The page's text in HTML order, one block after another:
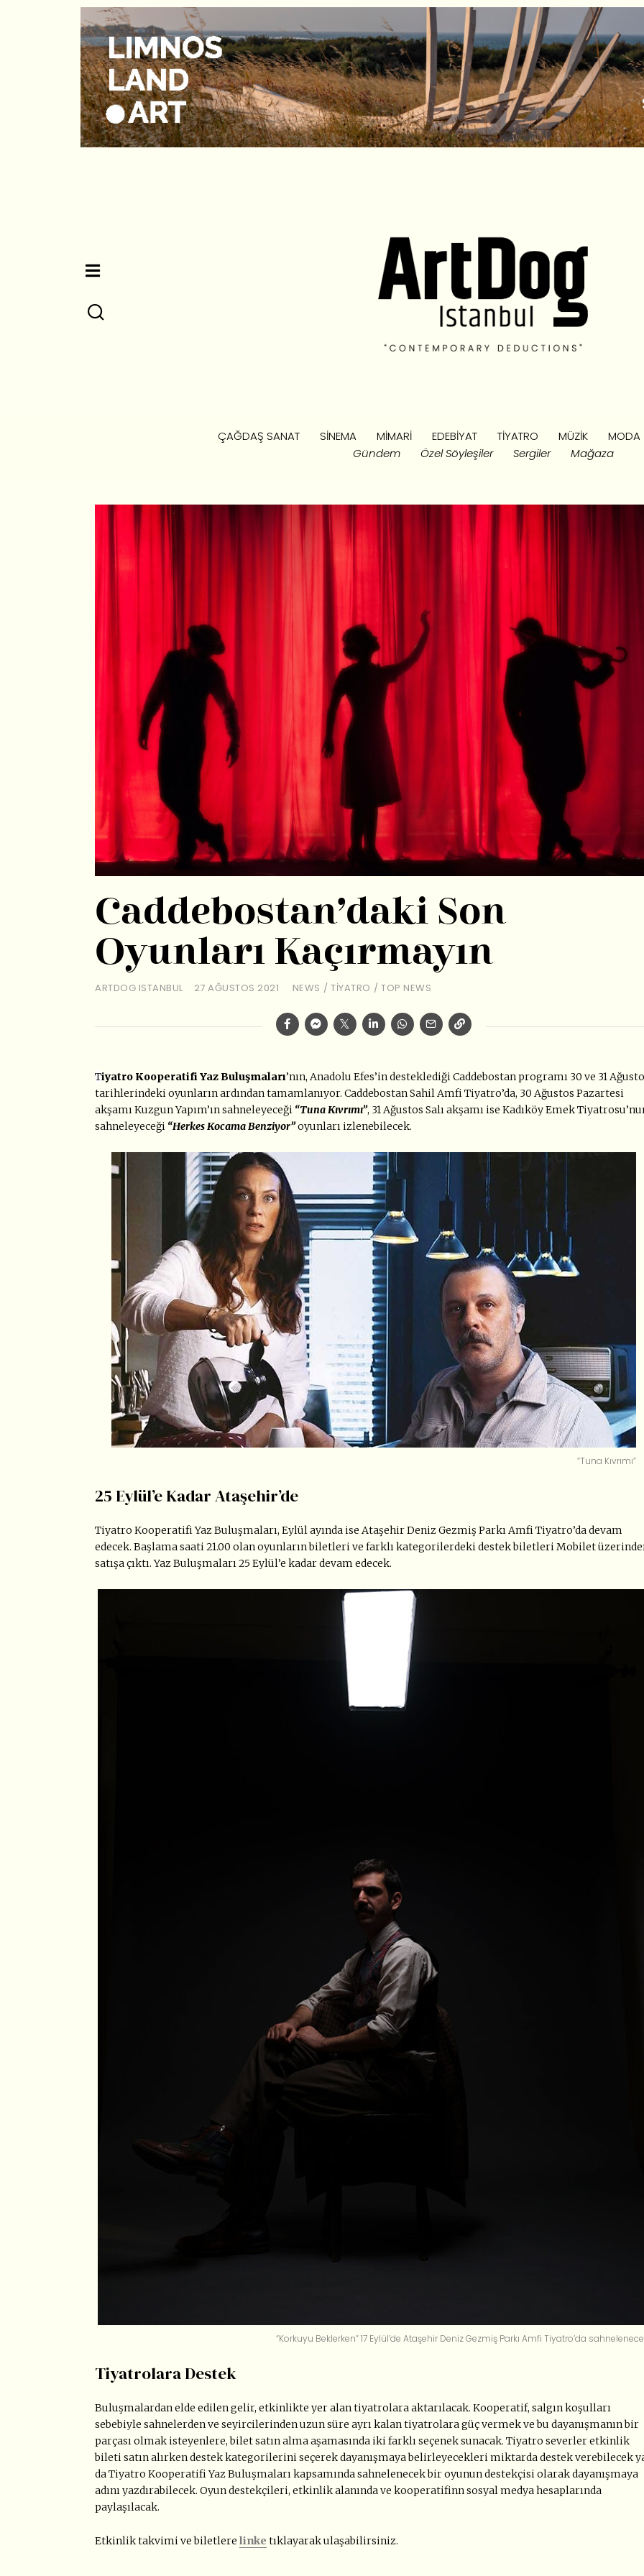
ÇAĞDAŞ SANAT SINEMA MIMARI EDEBIYAT TIYATRO MÜZIK
MODA
Gündem
Özel Söyleşiler Sergiler Mağaza
Caddebostan’daki Son
Oyunları Kaçırmayın
ARTDOG ISTANBUL 27 AĞUSTOS 2021 NEWS / TIYATRO / TOP NEWS
Tiyatro Kooperatifi Yaz Buluşmaları’nın, Anadolu Efes’in desteklediği Caddebostan programı 30 ve 31
tarihlerindeki oyunların ardından tamamlanıyor. Caddebostan Sahil Amfi Tiyatro’da, 30 Ağustos Pazartesi
akşamı Kuzgun Yapım’ın sahneleyeceği “Tuna Kıvrımı”, 31 Ağustos Salı akşamı ise Kadıköy Emek
sahneleyeceği “Herkes Kocama Benziyor”oyunları izlenebilecek.
“Tuna Kıvrımı”
25 Eylül’e Kadar Ataşehir’de
Tiyatro Kooperatifi Yaz Buluşmaları, Eylül ayında ise Ataşehir Deniz Gezmiş Parkı Amfi Tiyatro’da devam
edecek. Başlama saati 21.00 olan oyunların biletleri ve farklı kategorilerdeki destek biletleri Mobilet
satışa çıktı. Yaz Buluşmaları 25 Eylül’e kadar devam edecek.
“Korkuyu Beklerken” 17 Eylül’de Ataşehir Deniz Gezmiş Parkı Amfi Tiyatro’da
Tiyatrolara Destek
Buluşmalardan elde edilen gelir, etkinlikte yer alan tiyatrolara aktarılacak. Kooperatif, salgın koşulları
sebebiyle sahnelerden ve seyircilerinden uzun süre ayrı kalan tiyatrolara güç vermek ve bu dayanışmanın bir
parçası olmak isteyenlere, bilet satın alma aşamasında iki farklı seçenek sunacak. Tiyatro severler etkinlik
bileti satın alırken destek kategorilerini seçerek dayanışmaya belirleyecekleri miktarda destek verebilecek
da Tiyatro Kooperatifi Yaz Buluşmaları kapsamında sahnelenecek bir oyunun destekçisi olarak dayanışmaya
adını yazdırabilecek. Oyun destekçileri, etkinlik alanında ve kooperatifinn sosyal medya hesaplarında
paylaşılacak.
Etkinlik takvimi ve biletlere linke tıklayarak ulaşabilirsiniz.